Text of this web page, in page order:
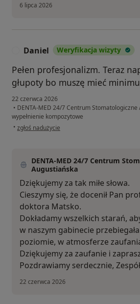
6 lipca 2026
Daniel Weryfikacja wizyty
Pełen profesjonalizm. Teraz
głupoty bo muszę mieć
22 czerwca 2026
• DENTA-MED 24/7 Centrum Stomatologiczne
wypełnienie kompozytowe
• w opinii użytkownika Daniel
zgłoś nadużycie
DENTA-MED 24/7 Centrum
Augustiańska
Dziękujemy za tak miłe słowa.
Cieszymy się, że docenił Pan
doktora Matsko.
Dokładamy wszelkich starań,
w naszym gabinecie
poziomie, w atmosferze
Dziękujemy za zaufanie i
Pozdrawiamy serdecznie,
22 czerwca 2026